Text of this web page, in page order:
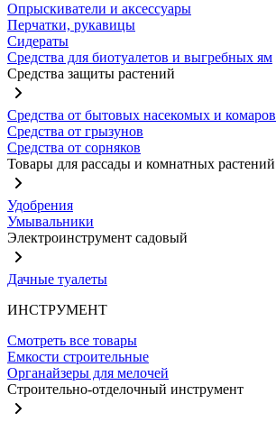
Опрыскиватели и аксессуары
Перчатки, рукавицы
Сидераты
Средства для биотуалетов и выгребных ям
Средства защиты растений
Средства от бытовых насекомых и комаров
Средства от грызунов
Средства от сорняков
Товары для рассады и комнатных растений
Удобрения
Умывальники
Электроинструмент садовый
Дачные туалеты
ИНСТРУМЕНТ
Смотреть все товары
Емкости строительные
Органайзеры для мелочей
Строительно-отделочный инструмент